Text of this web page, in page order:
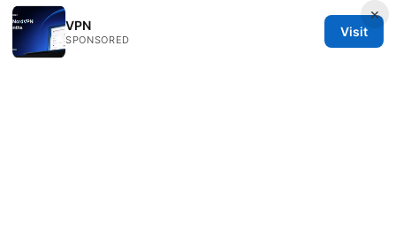
×
VPN
SPONSORED
Visit